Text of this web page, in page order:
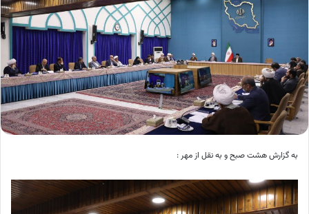
به گزارش هشت صبح و به نقل از مهر :